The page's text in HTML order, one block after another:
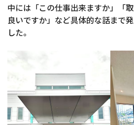
中には「この仕事出来ますか」「
良いですか」など具体的な話まで
した。